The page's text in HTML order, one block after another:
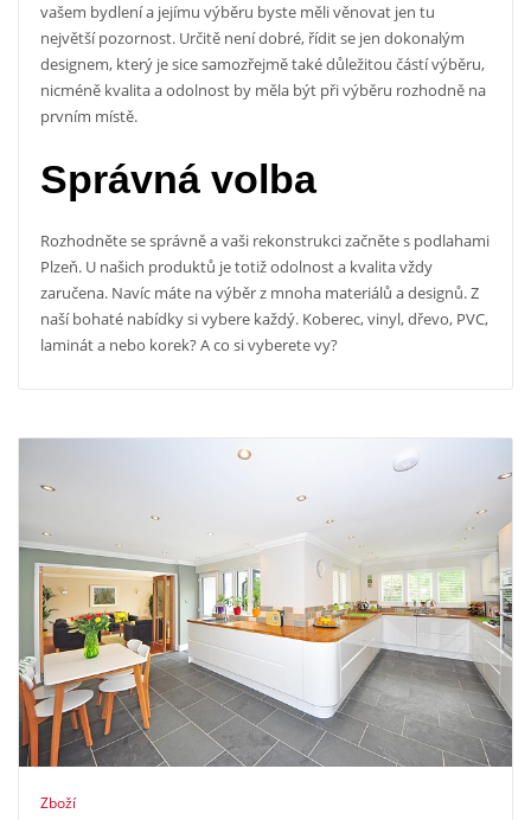
vašem bydlení a jejímu výběru byste měli věnovat jen tu
největší pozornost. Určitě není dobré, řídit se jen dokonalým
designem, který je sice samozřejmě také důležitou částí výběru,
nicméně kvalita a odolnost by měla být při výběru rozhodně na
prvním místě.
Správná volba
Rozhodněte se správně a vaši rekonstrukci začněte s podlahami
Plzeň. U našich produktů je totiž odolnost a kvalita vždy
zaručena. Navíc máte na výběr z mnoha materiálů a designů. Z
naší bohaté nabídky si vybere každý. Koberec, vinyl, dřevo, PVC,
laminát a nebo korek? A co si vyberete vy?
Zboží